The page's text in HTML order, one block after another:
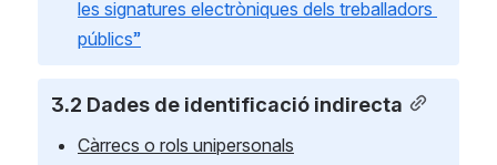
les signatures electròniques dels treballadors
públics”
3.2 Dades de identificació indirecta
Càrrecs o rols unipersonals